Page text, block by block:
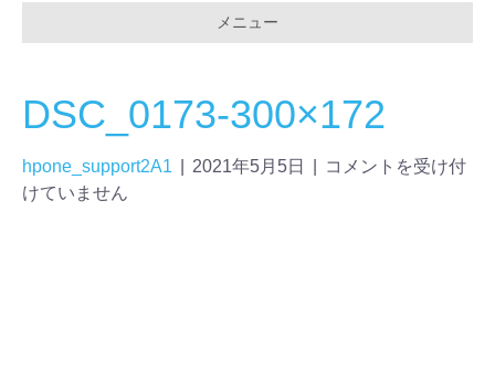
メニュー
DSC_0173-300×172
hpone_support2A1 2021年5月5日
コメントを受け付
けていません